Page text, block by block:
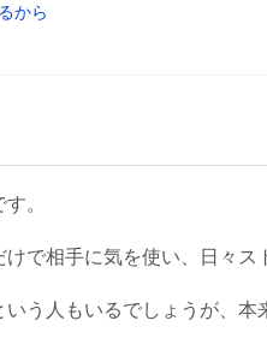
から
。
で相手に気を使い、日々ス
う人もいるでしょうが、